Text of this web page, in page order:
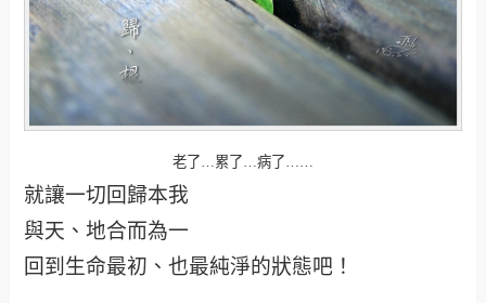
老了…累了…病了……
就讓一切回歸本我
與天、地合而為一
回到生命最初、也最純淨的狀態吧！